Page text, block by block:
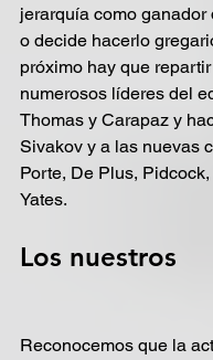
jerarquía como ganador
o decide hacerlo
próximo hay que
numerosos líderes del
Thomas y Carapaz y
Sivakov y a las nuevas
Porte, De Plus,
Yates.
Los nuestros
Reconocemos que la